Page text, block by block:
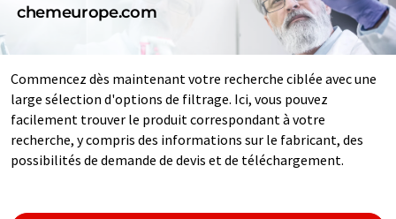
chemeurope.com
Commencez dès maintenant votre recherche ciblée avec une
large sélection d'options de filtrage. Ici, vous pouvez
facilement trouver le produit correspondant à votre
recherche, y compris des informations sur le fabricant, des
possibilités de demande de devis et de téléchargement.